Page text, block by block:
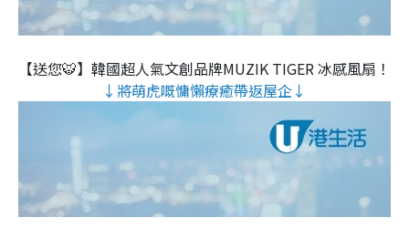
【送您🐯】韓國超人氣文創品牌MUZIK TIGER 冰感風扇！
↓將萌虎嘅慵懶療癒帶返屋企↓